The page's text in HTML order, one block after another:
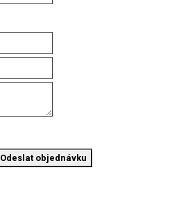
Odeslat objednávku